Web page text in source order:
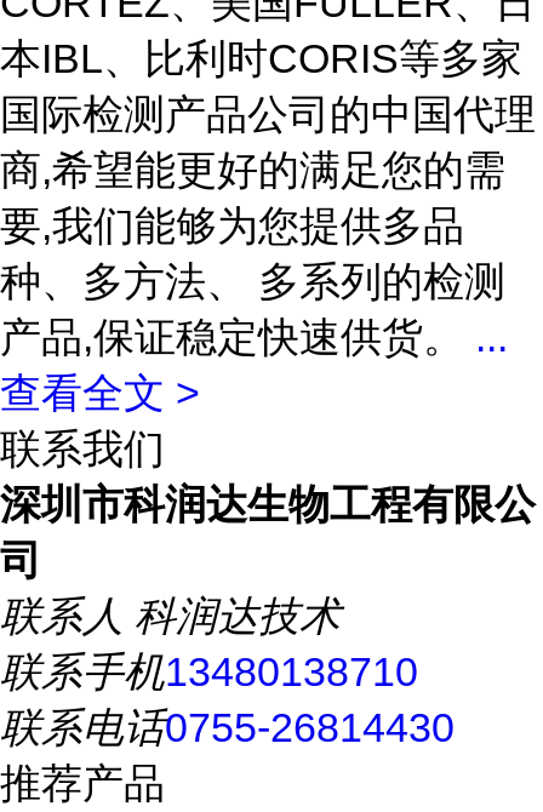
本IBL、比利时CORIS等多家
国际检测产品公司的中国代理
商,希望能更好的满足您的需
要,我们能够为您提供多品
种、多方法、 多系列的检测
产品,保证稳定快速供货。 ...
查看全文 >
联系我们
深圳市科润达生物工程有限公
司
联系人 科润达技术
联系手机13480138710
联系电话0755-26814430
推荐产品